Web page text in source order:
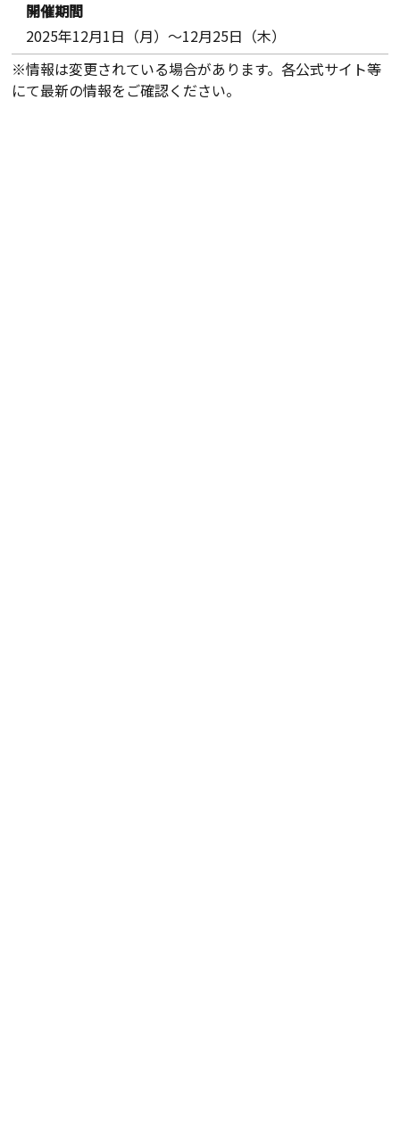
開催期間
2025年12月1日（月）～12月25日（木）
※情報は変更されている場合があります。各公式サイト等
にて最新の情報をご確認ください。